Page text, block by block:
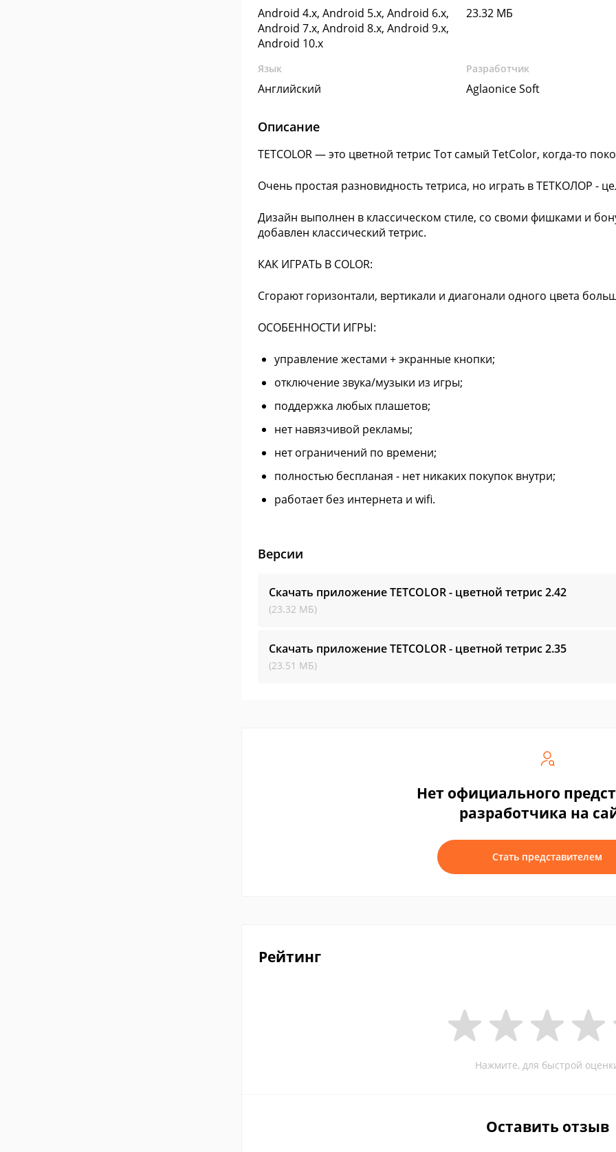
Android 4.x, Android 5.x, Android 6.x,
Android 7.x, Android 8.x, Android 9.x,
Android 10.x
23.32 МБ
Язык
Английский
Разработчик
Aglaonice Soft
Описание
TETCOLOR — это цветной тетрис Тот самый TetColor, когда-то
Очень простая разновидность тетриса, но играть в ТЕТКОЛОР -
Дизайн выполнен в классическом стиле, со своми фишками и
добавлен классический тетрис.
КАК ИГРАТЬ В COLOR:
Сгорают горизонтали, вертикали и диагонали одного цвета
ОСОБЕННОСТИ ИГРЫ:
управление жестами + экранные кнопки;
отключение звука/музыки из игры;
поддержка любых плашетов;
нет навязчивой рекламы;
нет ограничений по времени;
полностью беспланая - нет никаких покупок внутри;
работает без интернета и wifi.
Версии
Скачать приложение TETCOLOR - цветной тетрис2.42
(23.32 МБ)
Скачать приложение TETCOLOR - цветной тетрис2.35
(23.51 МБ)
Нет официального
разработчика на
Стать представителем
Рейтинг
Нажмите, для быстрой
Оставить отзыв